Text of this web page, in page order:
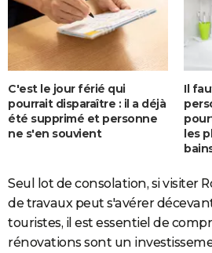
C'est le jour férié qui
pourrait disparaître : il a déjà
été supprimé et personne
ne s'en souvient
Il
les
Seul lot de consolation, si visiter
de travaux peut s'avérer
touristes, il est essentiel de
rénovations sont un